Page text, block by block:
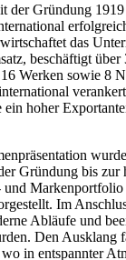
der Gründung
das
beschäftigt über
Werken sowie 8
hoher
Gründung bis zur
und
Im
Abläufe und
Den Ausklang
in entspannter